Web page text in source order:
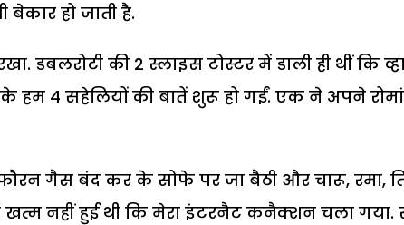
बेकार हो जाती है.
डबलरोटी की 2 स्लाइस टोस्टर में डाली ही थीं कि
4 सहेलियों की बातें शुरू हो गईं. एक ने अपने
गैस बंद कर के सोफे पर जा बैठी और चारू, रमा,
नहीं हुई थी कि मेरा इंटरनैट कनैक्शन चला गया.